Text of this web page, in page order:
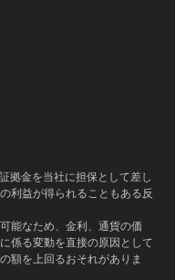
拠金を当社に担保として差し
利益が得られることもある反
能なため、金利、通貨の価
係る変動を直接の原因として
額を上回るおそれがありま